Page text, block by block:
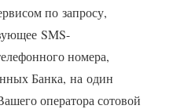
по запросу,
SMS-
номера,
Банка, на один
оператора сотовой